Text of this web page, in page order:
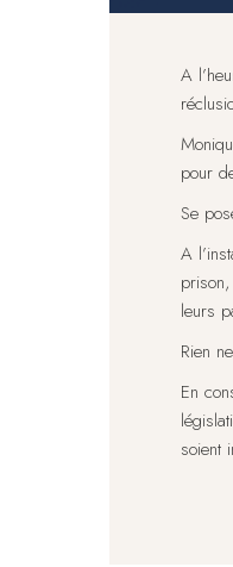
A
pour
Se
A
leurs
Rien
En
soient